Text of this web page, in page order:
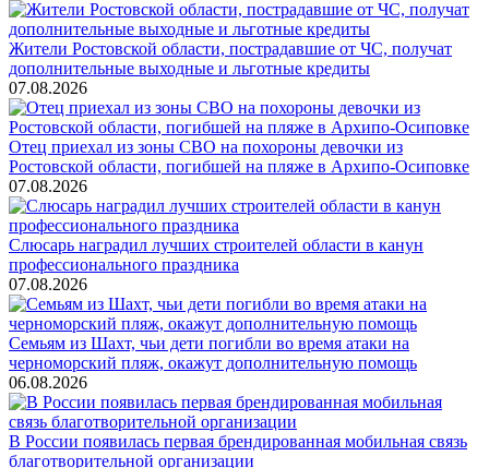
Жители Ростовской области, пострадавшие от ЧС, получат
дополнительные выходные и льготные кредиты
07.08.2026
Отец приехал из зоны СВО на похороны девочки из
Ростовской области, погибшей на пляже в Архипо-Осиповке
07.08.2026
Слюсарь наградил лучших строителей области в канун
профессионального праздника
07.08.2026
Семьям из Шахт, чьи дети погибли во время атаки на
черноморский пляж, окажут дополнительную помощь
06.08.2026
В России появилась первая брендированная мобильная связь
благотворительной организации